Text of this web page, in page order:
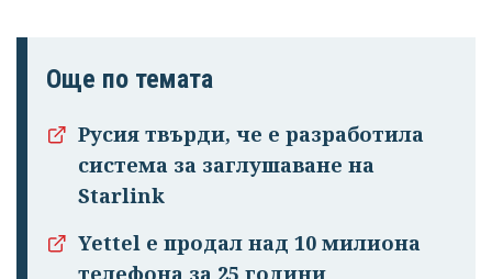
Още по темата
Русия твърди, че е разработила
система за заглушаване на
Starlink
Yettel е продал над 10 милиона
телефона за 25 години